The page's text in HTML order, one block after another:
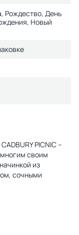
Рождество, День
Новый
PICNIC –
своим
из
сочными